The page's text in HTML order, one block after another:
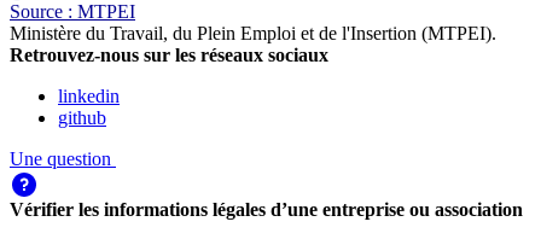
Source : MTPEI
Ministère du Travail, du Plein Emploi et de l'Insertion (MTPEI).
Retrouvez-nous sur les réseaux sociaux
linkedin
github
Une question
Vérifier les informations légales d’une entreprise ou association